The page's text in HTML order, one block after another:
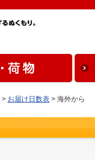
> お届け日数表 > 海外から